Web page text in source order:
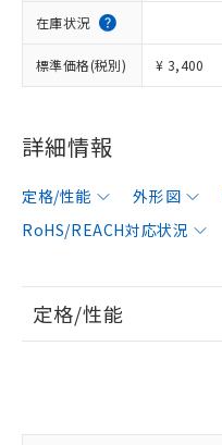
在庫状況
標準価格(税別) ¥ 3,400
詳細情報
定格/性能 外形図
RoHS/REACH対応状況
定格/性能